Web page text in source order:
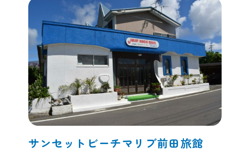
サンセットビーチマリブ前田旅館